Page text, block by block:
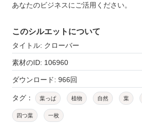
あなたのビジネスにご活用ください。
このシルエットについて
タイトル: クローバー
素材のID: 106960
ダウンロード: 966回
タグ： 葉っぱ 植物 自然 葉
四つ葉 一枚